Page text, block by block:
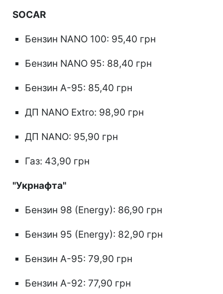
SOCAR
Бензин NANO 100: 95,40 грн
Бензин NANO 95: 88,40 грн
Бензин А-95: 85,40 грн
ДП NANO Extro: 98,90 грн
ДП NANO: 95,90 грн
Газ: 43,90 грн
"Укрнафта"
Бензин 98 (Energy): 86,90 грн
Бензин 95 (Energy): 82,90 грн
Бензин А-95: 79,90 грн
Бензин А-92: 77,90 грн